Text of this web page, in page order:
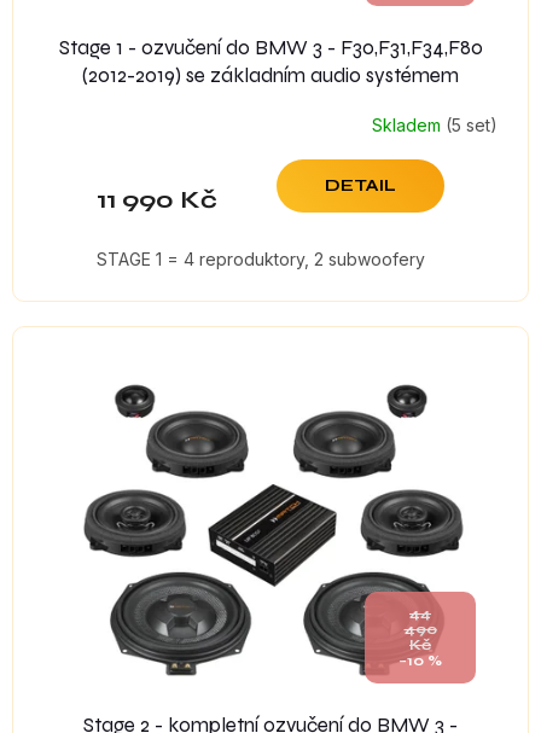
Stage 1 - ozvučení do BMW 3 - F30,F31,F34,F80
(2012-2019) se základním audio systémem
Skladem (5 set)
11 990 Kč DETAIL
STAGE 1 = 4 reproduktory, 2 subwoofery
44
490
Kč
–10 %
Stage 2 - kompletní ozvučení do BMW 3 -